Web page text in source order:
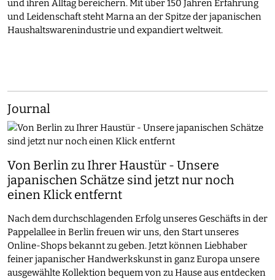
und ihren Alltag bereichern. Mit über 150 Jahren Erfahrung
und Leidenschaft steht Marna an der Spitze der japanischen
Haushaltswarenindustrie und expandiert weltweit.
Journal
Von Berlin zu Ihrer Haustür - Unsere
japanischen Schätze sind jetzt nur noch
einen Klick entfernt
Nach dem durchschlagenden Erfolg unseres Geschäfts in der
Pappelallee in Berlin freuen wir uns, den Start unseres
Online-Shops bekannt zu geben. Jetzt können Liebhaber
feiner japanischer Handwerkskunst in ganz Europa unsere
ausgewählte Kollektion bequem von zu Hause aus entdecken